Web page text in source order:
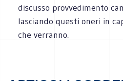
discusso provvedimento
lasciando questi oneri in
che verranno.